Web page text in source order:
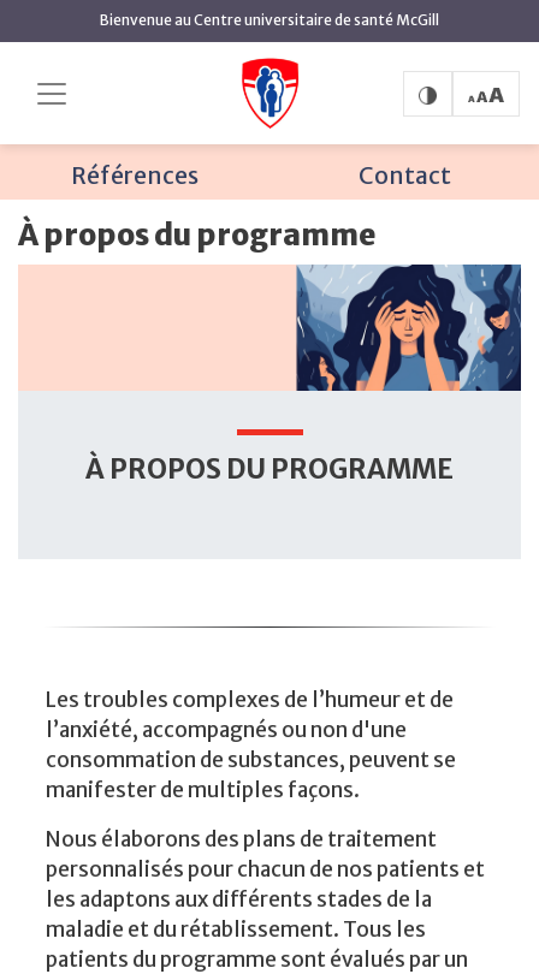
principal
Bienvenue au Centre universitaire de santé McGill
À propos du programme
Références
Contact
À propos du programme
À PROPOS DU PROGRAMME
Les troubles complexes de l’humeur et de
l’anxiété, accompagnés ou non d'une
consommation de substances, peuvent se
manifester de multiples façons.
Nous élaborons des plans de traitement
personnalisés pour chacun de nos patients et
les adaptons aux différents stades de la
maladie et du rétablissement. Tous les
patients du programme sont évalués par un